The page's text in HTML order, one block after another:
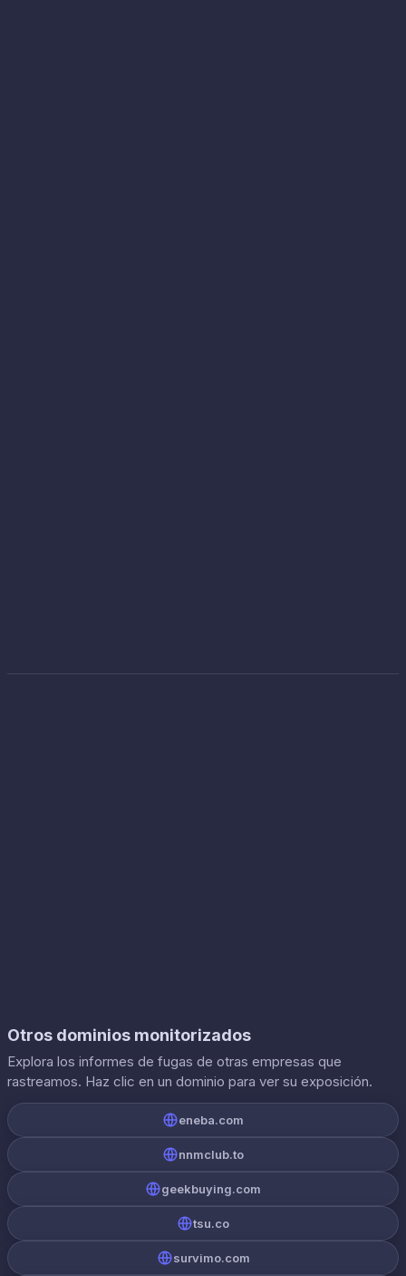
Otros dominios monitorizados
Explora los informes de fugas de otras empresas que
rastreamos. Haz clic en un dominio para ver su exposición.
eneba.com
nnmclub.to
geekbuying.com
tsu.co
survimo.com